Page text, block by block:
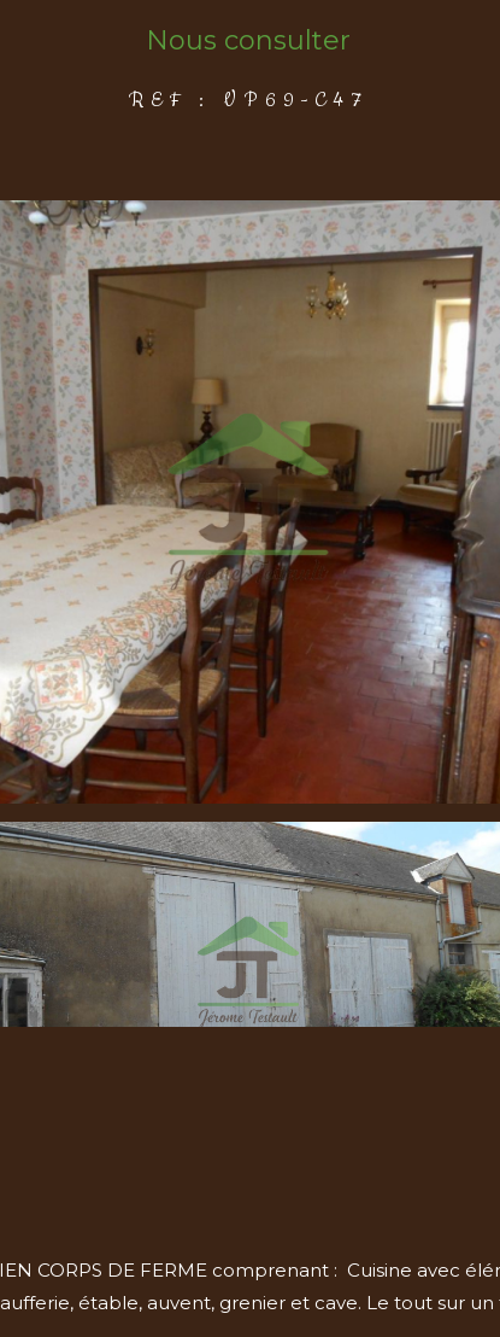
Nous consulter
REF : VP69-C47
CORPS DE FERME comprenant : Cuisine avec
étable, auvent, grenier et cave. Le tout sur